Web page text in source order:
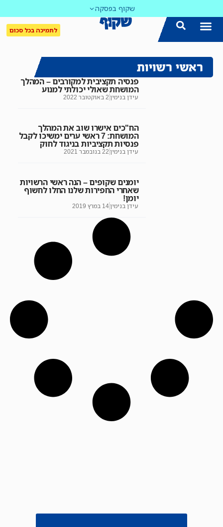
שקוף בפסקה
לתמיכה בכל סכום
ראשי רשויות
פנסיה תקציבית למקורבים – המהלך
המושחת שאולי יכולתי למנוע
עידן בנימין 2 באוקטובר 2022
הח"כים אישרו שוב את המהלך
המושחת: 7 ראשי ערים ימשיכו לקבל
פנסיות תקציביות בניגוד לחוק
עידן בנימין 22 בנובמבר 2021
יומנים שקופים – הנה ראשי הרשויות
שאחרי החפירות שלנו החלו לחשוף
יומן!
עידן בנימין14 במרץ 2019